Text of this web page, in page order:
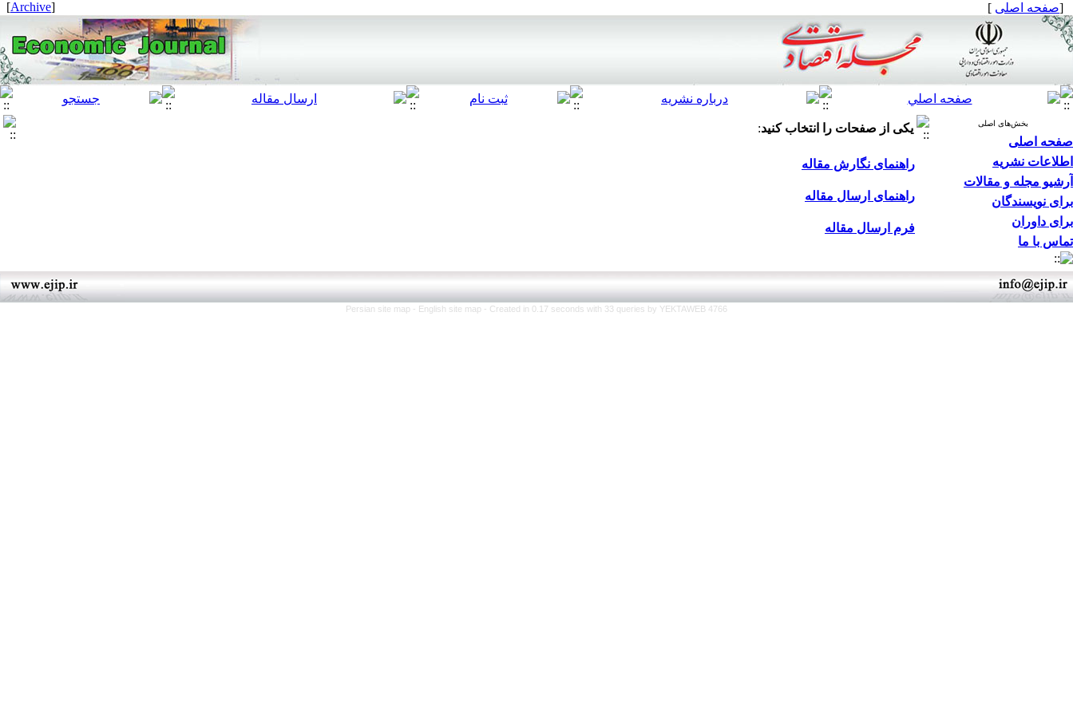
[صفحه اصلی ]
[
Archive
]
بخش‌های اصلی
صفحه اصلی
اطلاعات نشریه
آرشیو مجله و مقالات
برای نویسندگان
برای داوران
تماس با ما
یکی از صفحات را انتخاب کنید:
راهنمای نگارش مقاله
راهنمای ارسال مقاله
فرم ارسال مقاله
Persian site map - English site map - Created in 0.17 seconds with 33 queries by YEKTAWEB 4766